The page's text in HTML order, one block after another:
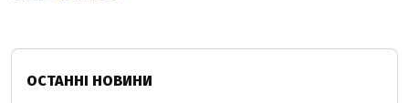
ОСТАННІ НОВИНИ